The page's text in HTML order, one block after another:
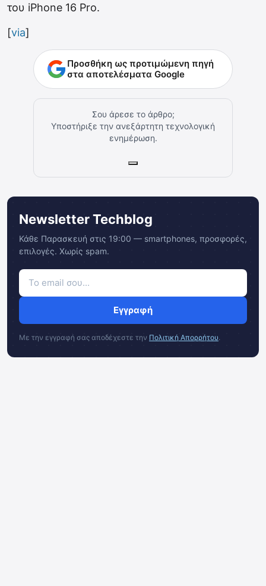
του ‌iPhone 16 Pro‌.
[via]
Προσθήκη ως προτιμώμενη πηγή
στα αποτελέσματα Google
Σου άρεσε το άρθρο;
Υποστήριξε την ανεξάρτητη τεχνολογική
ενημέρωση.
Newsletter Techblog
Κάθε Παρασκευή στις 19:00 — smartphones, προσφορές,
επιλογές. Χωρίς spam.
Εγγραφή
Με την εγγραφή σας αποδέχεστε την Πολιτική Απορρήτου.